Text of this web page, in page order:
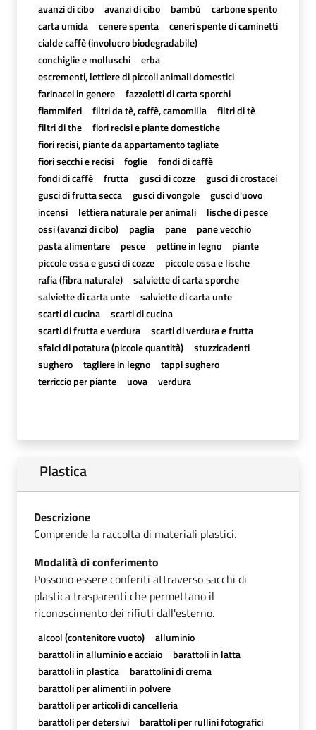
avanzi di cibo
avanzi di cibo bambù
carbone spento
carta umida
cenere spenta
ceneri spente di caminetti
cialde caffè (involucro biodegradabile)
conchiglie e molluschi
erba
escrementi, lettiere di piccoli animali domestici
farinacei in genere
fazzoletti di carta sporchi
fiammiferi
filtri da tè, caffè, camomilla
filtri di tè
filtri di the
fiori recisi e piante domestiche
fiori recisi, piante da appartamento tagliate
fiori secchi e recisi
foglie
fondi di caffè
fondi di caffè
frutta gusci di cozze
gusci di crostacei
gusci di frutta secca
gusci di vongole
gusci d'uovo
incensi
lettiera naturale per animali
lische di pesce
ossi (avanzi di cibo)
paglia pane
pane vecchio
pasta alimentare
pesce pettine in legno
piante
piccole ossa e gusci di cozze
piccole ossa e lische
rafia (fibra naturale)
salviette di carta sporche
salviette di carta unte
salviette di carta unte
scarti di cucina
scarti di cucina
scarti di frutta e verdura
scarti di verdura e frutta
sfalci di potatura (piccole quantità)
stuzzicadenti
sughero
tagliere in legno
tappi sughero
terriccio per piante
uova verdura
Plastica
Descrizione
Comprende la raccolta di materiali plastici.
Modalità di conferimento
Possono essere conferiti attraverso sacchi di
plastica trasparenti che permettano il
riconoscimento dei rifiuti dall'esterno.
alcool (contenitore vuoto)
alluminio
barattoli in alluminio e acciaio
barattoli in latta
barattoli in plastica
barattolini di crema
barattoli per alimenti in polvere
barattoli per articoli di cancelleria
barattoli per detersivi
barattoli per rullini fotografici